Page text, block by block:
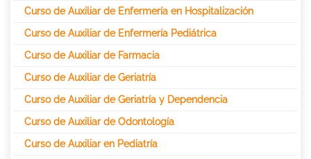
Curso de Auxiliar de Enfermería en Hospitalización
Curso de Auxiliar de Enfermería Pediátrica
Curso de Auxiliar de Farmacia
Curso de Auxiliar de Geriatría
Curso de Auxiliar de Geriatría y Dependencia
Curso de Auxiliar de Odontología
Curso de Auxiliar en Pediatría